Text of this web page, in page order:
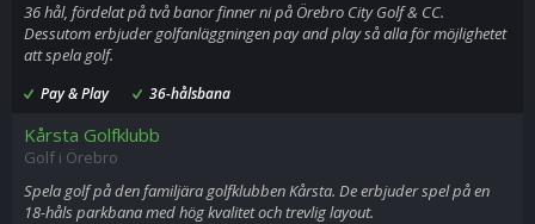
36 hål, fördelat på två banor finner ni på Örebro City Golf & CC.
Dessutom erbjuder golfanläggningen pay and play så alla för möjlighetet
att spela golf.
Pay & Play 36-hålsbana
Kårsta Golfklubb
Golf i Örebro
Spela golf på den familjära golfklubben Kårsta. De erbjuder spel på en
18-håls parkbana med hög kvalitet och trevlig layout.